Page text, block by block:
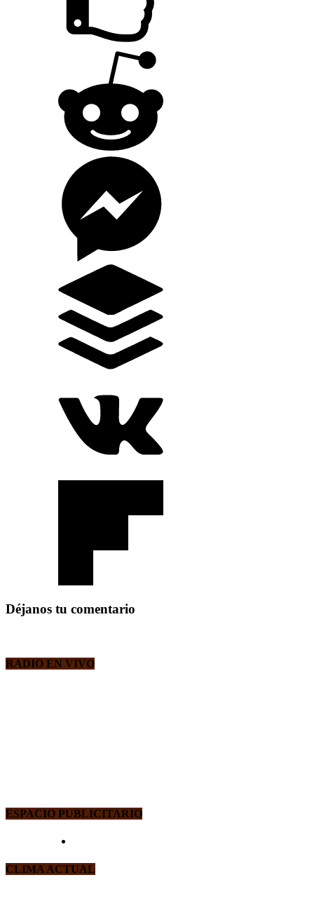
Déjanos tu comentario
RADIO EN VIVO
ESPACIO PUBLICITARIO
CLIMA ACTUAL